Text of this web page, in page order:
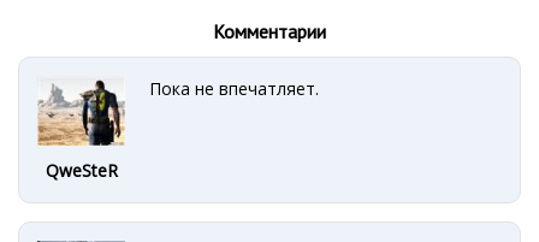
Комментарии
QweSteR
Пока не впечатляет.